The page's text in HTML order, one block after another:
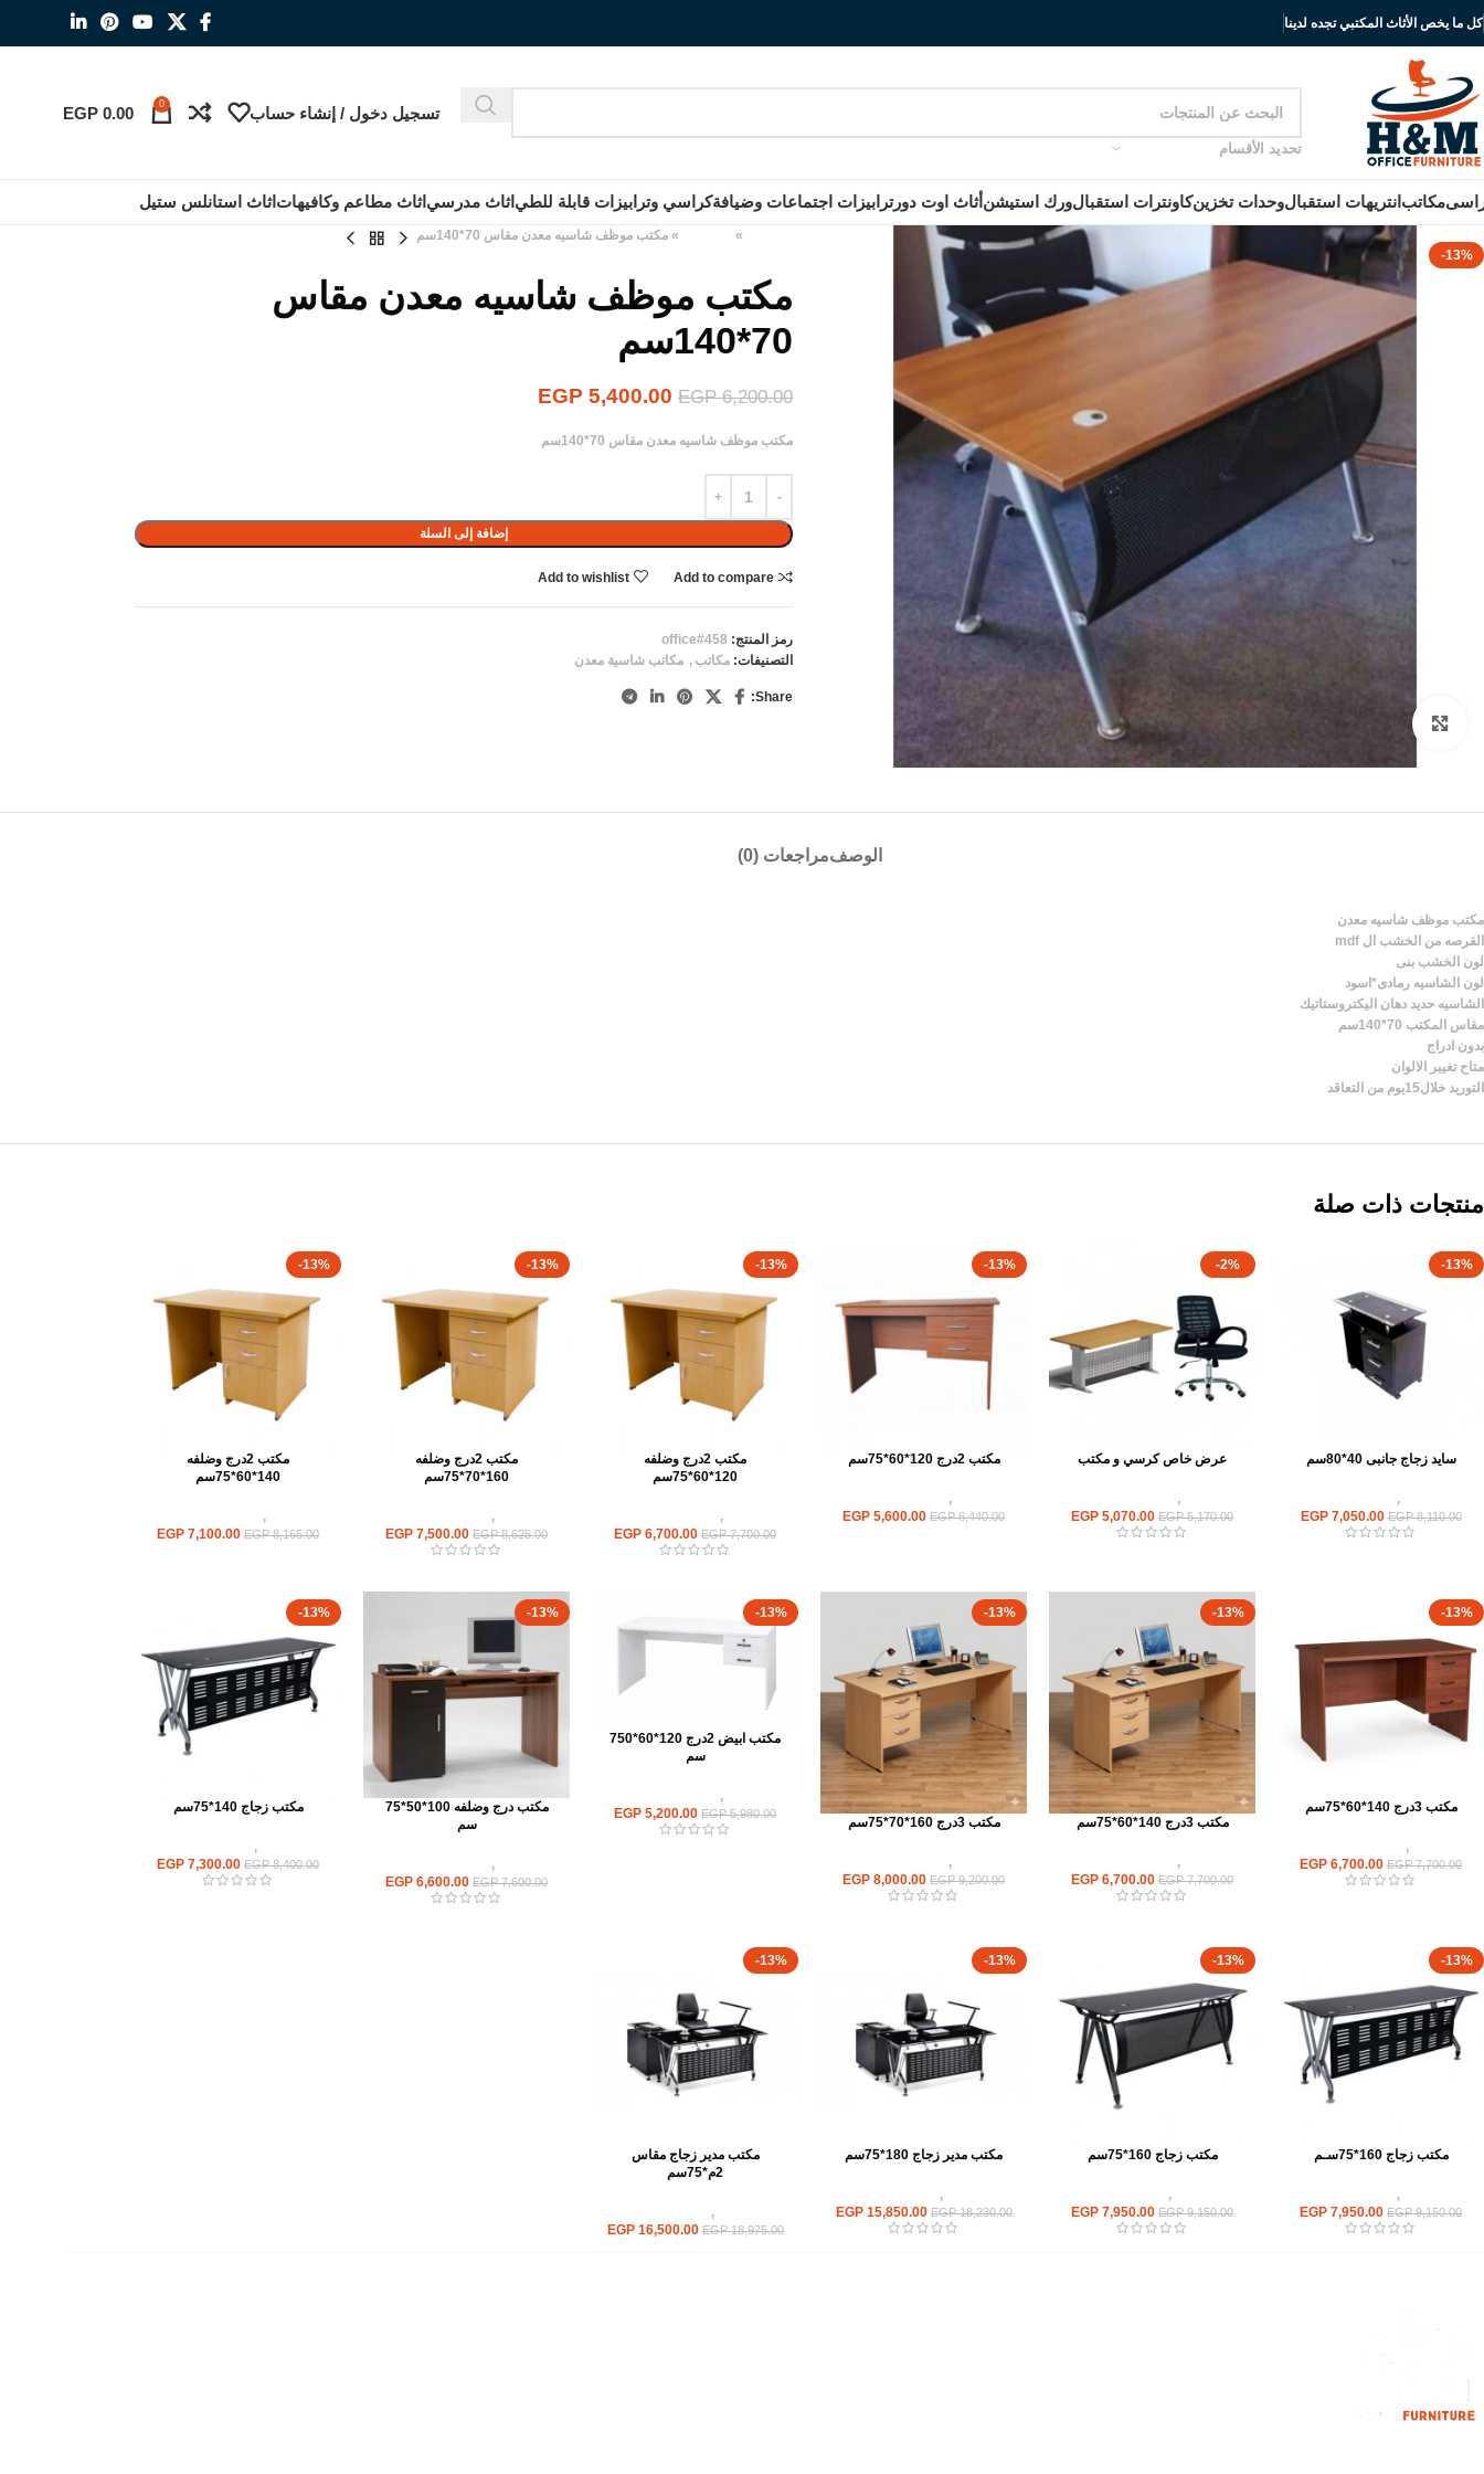
كل ما يخص الأثاث المكتبي تجده لدينا
تحديد الأقسام
تسجيل دخول / إنشاء حساب 0
EGP 0.00
مكاتب انتريهات استقبالوحدات تخزينكاونترات استقبالورك استيشنأثاث اوت دورترابيزات اجتماعات وضيافةكراسي وترابيزات قابلة للطي اثاث مدرسي اثاث مطاعم وكافيهات اثاث استانلس ستيل
-13%
Click to enlarge
»
» مكتب موظف شاسيه معدن مقاس 70*140سم
مكتب موظف شاسيه معدن مقاس
70*140سم
EGP6,200.00
EGP 5,400.00
مكتب موظف شاسيه معدن مقاس 70*140سم
إضافة إلى السلة
Add to compare
Add to wishlist
رمز المنتج: office#458
التصنيفات: مكاتب , مكاتب شاسية معدن
Share:
الوصفمراجعات (0)
مكتب موظف شاسيه معدن
القرصه من الخشب ال mdf
لون الخشب بنى
لون الشاسيه رمادى*اسود
الشاسيه حديد دهان اليكتروستاتيك
مقاس المكتب 70*140سم
بدون ادراج
متاح تغيير الالوان
التوريد خلال15يوم من التعاقد
منتجات ذات صلة
-13%
سايد زجاج جانبى 40*80سم
مكاتب,
EGP8,110.00
EGP7,050.00
-2%
عرض خاص كرسي و مكتب
مكاتب,
EGP5,170.00
EGP 5,070.00
-13%
مكتب 2درج 120*60*75سم
مكاتب,
EGP6,440.00
EGP 5,600.00
-13%
مكتب 2درج وضلفه
120*60*75سم
مكاتب,
EGP7,700.00
EGP 6,700.00
-13%
مكتب 2درج وضلفه
160*70*75سم
مكاتب,
EGP8,625.00
EGP 7,500.00
-13%
مكتب 2درج وضلفه
140*60*75سم
مكاتب,
EGP8,165.00
EGP 7,100.00
-13%
مكتب 3درج 140*60*75سم
مكاتب,
EGP7,700.00
EGP 6,700.00
-13%
مكتب 3درج 140*60*75سم
مكاتب,
EGP7,700.00
EGP 6,700.00
-13%
مكتب 3درج 160*70*75سم
مكاتب,
EGP9,200.00
EGP 8,000.00
-13%
مكتب ابيض 2درج 120*60*750
سم
مكاتب,
EGP5,980.00
EGP 5,200.00
-13%
مكتب درج وضلفه 100*50*75
سم
مكاتب,
EGP7,600.00
EGP 6,600.00
-13%
مكتب زجاج 140*75سم
مكاتب,
EGP8,400.00
EGP 7,300.00
-13%
مكتب زجاج 160*75سـم
مكاتب,
EGP9,150.00
EGP 7,950.00
-13%
مكتب زجاج 160*75سم
مكاتب,
EGP9,150.00
EGP 7,950.00
-13%
مكتب مدير زجاج 180*75سم
مكاتب,
EGP18,230.00
EGP15,850.00
-13%
مكتب مدير زجاج مقاس
2م*75سم
مكاتب,
EGP18,975.00
EGP16,500.00